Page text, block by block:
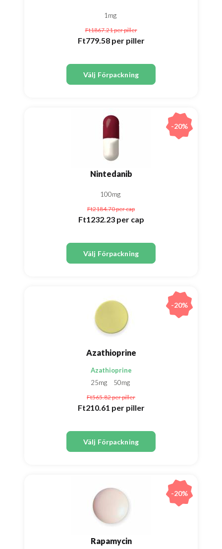
1mg
Ft1867.21per piller
Ft779.58 per piller
Välj Förpackning
Nintedanib
100mg
Ft2184.70per cap
Ft1232.23 per cap
Välj Förpackning
-20%
Azathioprine
Azathioprine
25mg
50mg
Ft565.82per piller
Ft210.61 per piller
Välj Förpackning
-20%
Rapamycin
-20%